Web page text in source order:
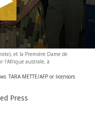
et la Première Dame de
l'Afrique australe, à
TARA METTE/AFP or licensors
Press